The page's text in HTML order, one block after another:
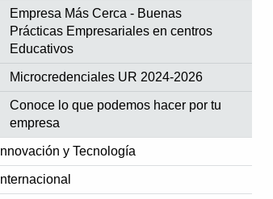
Empresa Más Cerca - Buenas
Prácticas Empresariales en centros
Educativos
Microcredenciales UR 2024-2026
Conoce lo que podemos hacer por tu
empresa
Innovación y Tecnología
Internacional